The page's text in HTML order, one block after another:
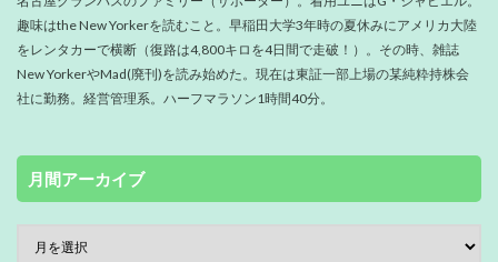
趣味はthe New Yorkerを読むこと。早稲田大学3年時の夏休みにアメリカ大陸
をレンタカーで横断（復路は4,800キロを4日間で走破！）。その時、雑誌
New YorkerやMad(廃刊)を読み始めた。現在は東証一部上場の某純粋持株会
社に勤務。経営管理系。ハーフマラソン1時間40分。
月間アーカイブ